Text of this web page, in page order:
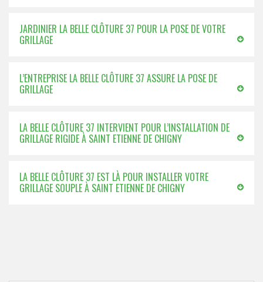
JARDINIER LA BELLE CLÔTURE 37 POUR LA POSE DE VOTRE
GRILLAGE
L’ENTREPRISE LA BELLE CLÔTURE 37 ASSURE LA POSE DE
GRILLAGE
LA BELLE CLÔTURE 37 INTERVIENT POUR L’INSTALLATION DE
GRILLAGE RIGIDE À SAINT ETIENNE DE CHIGNY
LA BELLE CLÔTURE 37 EST LÀ POUR INSTALLER VOTRE
GRILLAGE SOUPLE À SAINT ETIENNE DE CHIGNY